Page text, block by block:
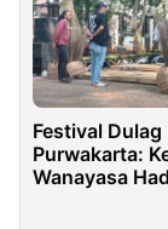
Festival Dulag
Purwakarta:
Wanayasa